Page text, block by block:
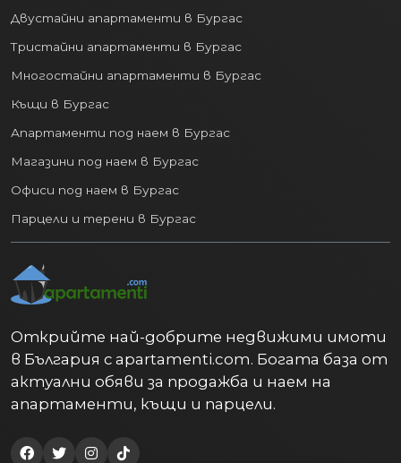
Двустайни апартаменти в Бургас
Тристайни апартаменти в Бургас
Многостайни апартаменти в Бургас
Къщи в Бургас
Апартаменти под наем в Бургас
Магазини под наем в Бургас
Офиси под наем в Бургас
Парцели и терени в Бургас
Открийте най-добрите недвижими имоти
в България с apartamenti.com. Богата база от
актуални обяви за продажба и наем на
апартаменти, къщи и парцели.